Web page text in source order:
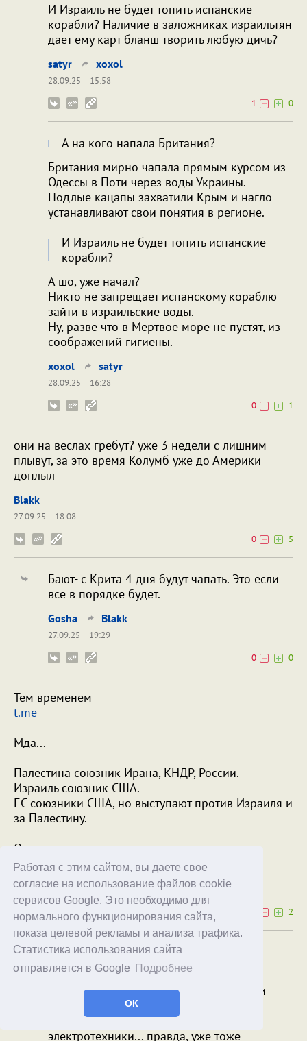
Работая с этим сайтом, вы даете свое
согласие на использование файлов cookie
сервисов Google. Это необходимо для
нормального функционирования сайта,
показа целевой рекламы и анализа трафика.
Статистика использования сайта
отправляется в Google
Подробнее
ОК
И Израиль не будет топить испанские
корабли? Наличие в заложниках израильтян
дает ему карт бланш творить любую дичь?
satyr xoxol
28.09.25
15:58
1
0
А на кого напала Британия?
Британия мирно чапала прямым курсом из
Одессы в Поти через воды Украины.
Подлые кацапы захватили Крым и нагло
устанавливают свои понятия в регионе.
И Израиль не будет топить испанские
корабли?
А шо, уже начал?
Никто не запрещает испанскому кораблю
зайти в израильские воды.
Ну, разве что в Мёртвое море не пустят, из
соображений гигиены.
xoxol satyr
28.09.25
16:28
0
1
они на веслах гребут? уже 3 недели с лишним
плывут, за это время Колумб уже до Америки
доплыл
Blakk
27.09.25
18:08
0
5
Бают- с Крита 4 дня будут чапать. Это если
все в порядке будет.
Gosha Blakk
27.09.25
19:29
0
0
Тем временем
t.me
Мда...
Палестина союзник Ирана, КНДР, России.
Израиль союзник США.
ЕС союзники США, но выступают против Израиля и
за Палестину.
Оригинально-с...
BorNeo
27.09.25 17:15
2
...Международная политика - штука
запутанная.
И только Китай пока стоит в сторонке и
снабжает всех вообще базовыми
компонентами электроники и
электротехники... правда, уже тоже